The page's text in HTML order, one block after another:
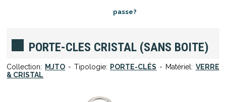
passe?
PORTE-CLES CRISTAL (SANS BOITE)
Collection: MJTO - Tipologie: PORTE-CLÉS - Matériel: VERRE
& CRISTAL